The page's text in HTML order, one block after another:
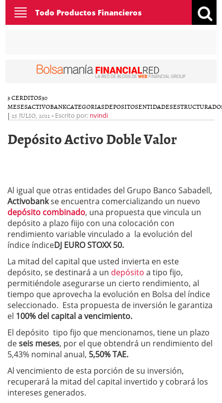
Toggle
navigation
Todo Productos Financieros
3 CERDITOS30
MESESACTIVOBANKCATEGORIASDEPOSITOSENTIDADES
| 25 JULIO, 2011 - Escrito por: nvindi
Depósito Activo Doble Valor
Al igual que otras entidades del Grupo Banco Sabadell,
Activobankse encuentra comercializando un nuevo
depósito combinado, una propuesta que vincula un
depósito a plazo fiijo con una colocación con
rendimiento variable vinculado a la evolución del
índice índiceDJ EURO STOXX 50.
La mitad del capital que usted invierta en este
depósito, se destinará a un depósito a tipo fijo,
permitiéndole asegurarse un cierto rendimiento, al
tiempo que aprovecha la evolución en Bolsa del índice
seleccionado. Esta propuesta de inversión le garantiza
el 100% del capital a vencimiento.
El depósito tipo fijo que mencionamos, tiene un plazo
deseis meses, por el que obtendrá un rendimiento del
5,43% nominal anual, 5,50% TAE.
Al vencimiento de esta porción de su inversión,
recuperará la mitad del capital invertido y cobrará los
intereses generados.